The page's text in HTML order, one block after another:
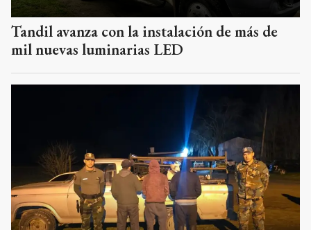
Tandil avanza con la instalación de más de
mil nuevas luminarias LED